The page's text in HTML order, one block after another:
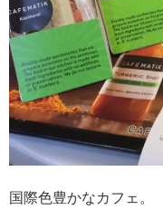
国際色豊かなカフェ。